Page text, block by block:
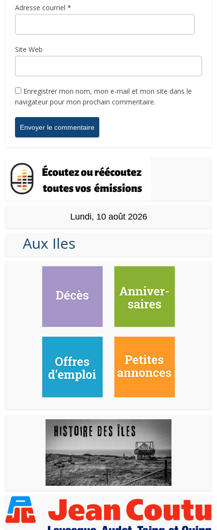
Adresse courriel *
Site Web
Enregistrer mon nom, mon e-mail et mon site dans le
navigateur pour mon prochain commentaire.
Lundi, 10 août 2026
Aux Iles